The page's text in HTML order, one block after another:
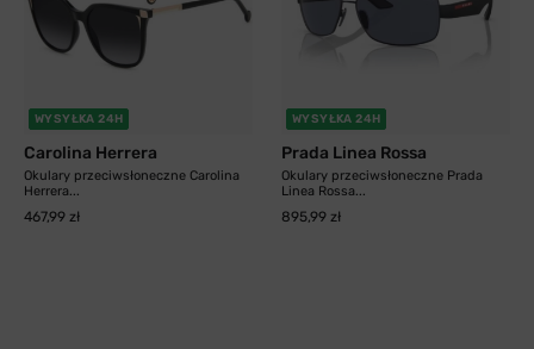
WYSYŁKA 24H
Carolina Herrera
Okulary przeciwsłoneczne Carolina
Herrera...
467,99 zł
WYSYŁKA 24H
Prada Linea Rossa
Okulary przeciwsłoneczne Prada
Linea Rossa...
895,99 zł